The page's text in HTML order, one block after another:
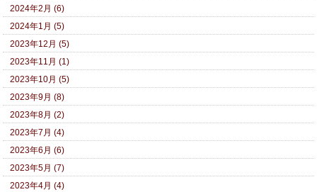
2024年2月 (6)
2024年1月 (5)
2023年12月 (5)
2023年11月 (1)
2023年10月 (5)
2023年9月 (8)
2023年8月 (2)
2023年7月 (4)
2023年6月 (6)
2023年5月 (7)
2023年4月 (4)